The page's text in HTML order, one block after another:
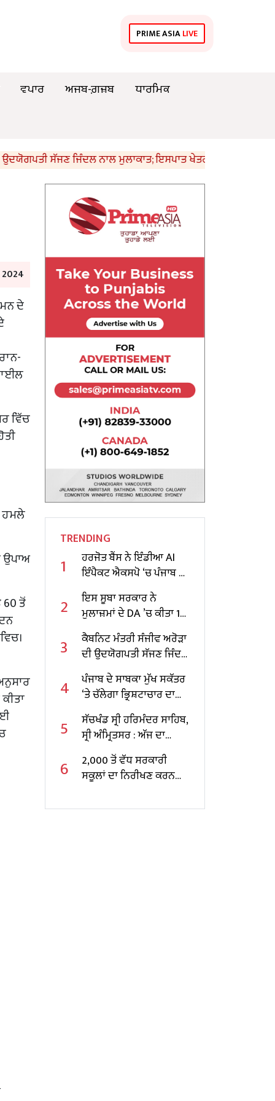
PRIME ASIALIVE
ਵਪਾਰ ਅਜਬ-ਗ਼ਜ਼ਬ
ਧਾਰਮਿਕ
ਜਿੰਦਲ ਨਾਲ ਮੁਲਾਕਾਤ; ਇਸਪਾਤ ਖੇਤਰ ‘ਚ ₹1,500 ਕਰੋੜ ਨਿਵੇਸ਼ ਦਾ
ਦੇ
ਵਿੱਚ
ਹਮਲੇ
ਉਪਾਅ
ਤੋਂ
TRENDING
1
ਹਰਜੋਤ ਬੈਂਸ ਨੇ ਇੰਡੀਆ AI
ਇੰਪੈਕਟ ਐਕਸਪੋ ‘ਚ ਪੰਜਾਬ ਦੇ
ਸਕੂਲਾਂ ਲਈ AI ਆਧਾਰਤ
ਸੰਭਾਵਨਾਵਾਂ ਨੂੰ ਤਲਾਸ਼ਿਆ
2
ਇਸ ਸੂਬਾ ਸਰਕਾਰ ਨੇ
ਮੁਲਾਜ਼ਮਾਂ ਦੇ DA ’ਚ ਕੀਤਾ 10
ਫੀਸਦੀ ਵਾਧਾ
3
ਕੈਬਨਿਟ ਮੰਤਰੀ ਸੰਜੀਵ ਅਰੋੜਾ
ਦੀ ਉਦਯੋਗਪਤੀ ਸੱਜਣ ਜਿੰਦਲ
ਨਾਲ ਮੁਲਾਕਾਤ; ਇਸਪਾਤ
ਖੇਤਰ ‘ਚ ₹1,500 ਕਰੋੜ ਨਿਵੇਸ਼
ਦਾ ਐਲਾਨ
4
ਪੰਜਾਬ ਦੇ ਸਾਬਕਾ ਮੁੱਖ ਸਕੱਤਰ
‘ਤੇ ਚੱਲੇਗਾ ਭ੍ਰਿਸ਼ਟਾਚਾਰ ਦਾ
ਕੇਸ, ਕੇਂਦਰ ਸਰਕਾਰ ਨੇ ਦਿੱਤੀ
ਪ੍ਰਵਾਨਗੀ
5
ਸੱਚਖੰਡ ਸ੍ਰੀ ਹਰਿਮੰਦਰ ਸਾਹਿਬ,
ਸ੍ਰੀ ਅੰਮ੍ਰਿਤਸਰ : ਅੱਜ ਦਾ
ਹੁਕਮਨਾਮਾ
6
2,000 ਤੋਂ ਵੱਧ ਸਰਕਾਰੀ
ਸਕੂਲਾਂ ਦਾ ਨਿਰੀਖਣ ਕਰਨ
ਸਿੱਖਿਆ ਮੰਤਰੀ ਬਣੇ ਹਰਜੋਤ